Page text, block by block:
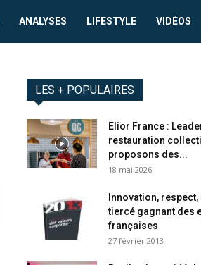
ANALYSES LIFESTYLE VIDÉOS
LES + POPULAIRES
Elior France :
restauration
proposons des...
18 mai 2026
Innovation,
tiercé gagnant des
françaises
27 février 2013